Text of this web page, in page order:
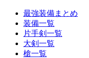
最強装備まとめ
装備一覧
片手剣一覧
大剣一覧
槍一覧